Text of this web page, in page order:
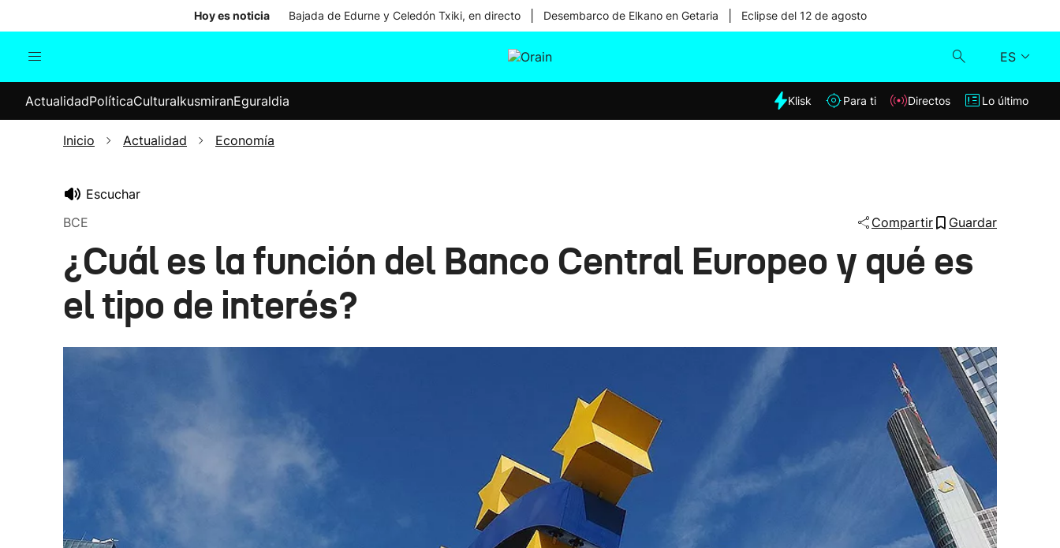
Hoy es noticia Bajada de Edurne y Celedón Txiki, en directo Desembarco de Elkano en Getaria Eclipse del 12 de agosto
ES
Internacional
Elecciones
Klisk
Lo último
ActualidadPolíticaCulturaIkusmiranEguraldia Klisk Para ti Directos Lo último
Inicio Actualidad Economía
Escuchar
BCE
Compartir Guardar
¿Cuál es la función del Banco Central Europeo y qué es
el tipo de interés?